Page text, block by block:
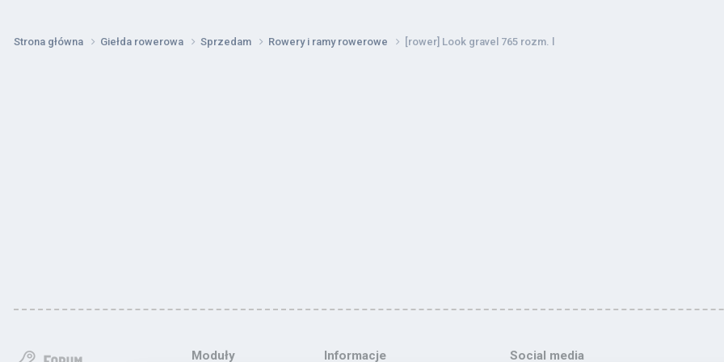
Strona główna Giełda rowerowa Sprzedam Rowery i ramy rowerowe [rower] Look gravel 765 rozm. l
Moduły Informacje Social media